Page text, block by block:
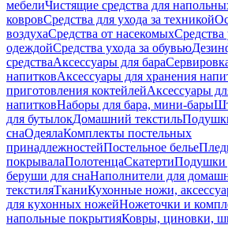
мебелиЧистящие средства для
ковровСредства для ухода за техникой
воздухаСредства от насекомыхСредства
одеждойСредства ухода за обувью
средстваАксессуары для бара
напитковАксессуары для хранения
приготовления коктейлейАксессуары
напитковНаборы для бара, мини-бары
для бутылокДомашний текстиль
снаОдеялаКомплекты постельных
принадлежностейПостельное белье
покрывалаПолотенцаСкатертиПодушки
беруши для снаНаполнители для
текстиляТканиКухонные ножи,
для кухонных ножейНожеточки и
напольные покрытияКовры, циновки,